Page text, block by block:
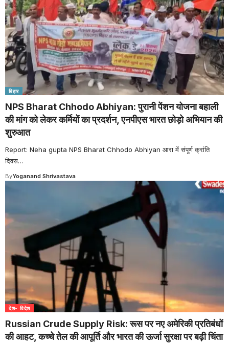
बिहार
NPS Bharat Chhodo Abhiyan: पुरानी पेंशन योजना बहाली
की मांग को लेकर कर्मियों का प्रदर्शन, एनपीएस भारत छोड़ो अभियान की
शुरुआत
Report: Neha gupta NPS Bharat Chhodo Abhiyan आरा में संपूर्ण क्रांति
दिवस…
ByYoganand Shrivastava
देश- विदेश
Russian Crude Supply Risk: रूस पर नए अमेरिकी प्रतिबंधों
की आहट, कच्चे तेल की आपूर्ति और भारत की ऊर्जा सुरक्षा पर बढ़ी चिंता